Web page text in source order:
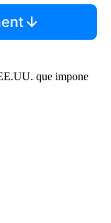
que impone